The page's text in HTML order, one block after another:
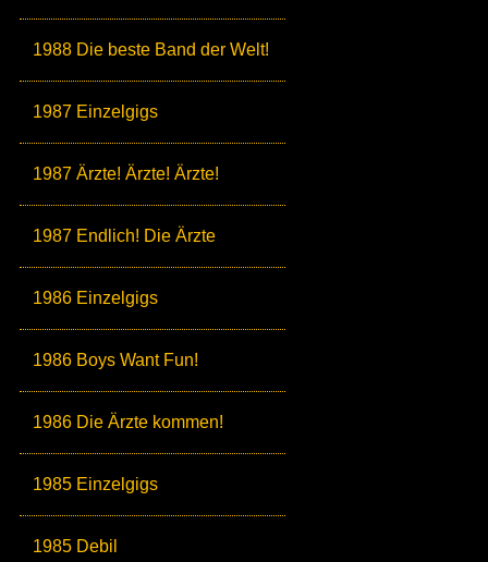
1988 Die beste Band der Welt!
1987 Einzelgigs
1987 Ärzte! Ärzte! Ärzte!
1987 Endlich! Die Ärzte
1986 Einzelgigs
1986 Boys Want Fun!
1986 Die Ärzte kommen!
1985 Einzelgigs
1985 Debil